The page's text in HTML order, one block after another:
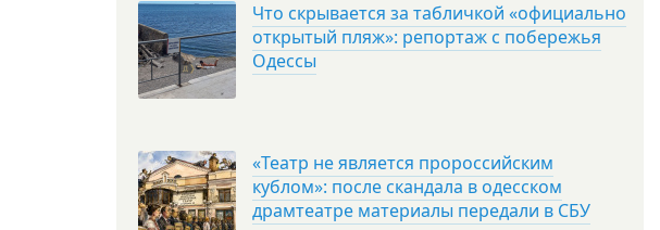
Что скрывается за табличкой «официально
открытый пляж»: репортаж с побережья
Одессы
«Театр не является пророссийским
кублом»: после скандала в одесском
драмтеатре материалы передали в СБУ